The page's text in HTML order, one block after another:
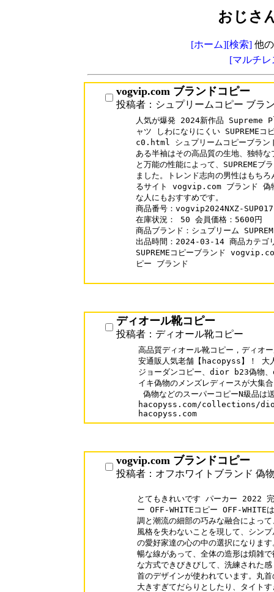
おじさ
[ホーム][検索]他
[マルチ
vogvip.com ブランドコピー
投稿者：シュプリームコピー ブラ
人気が爆発 2024新作品 Supreme
ャツ しわになりにくい
c0.html シュプリームコピーブラン
ある半袖はその高品質の生地、独特
と万能の性能によって、SUPREMEブ
ました。トレンド志向の男性はもち
るサイト vogvip.com ブランド 偽
な人にもおすすめです。
商品番号：vogvip2024NXZ-SUP017
在庫状況： 50 会員価格：5600円
商品ブランド：シュプリーム
出品時間：2024-03-14 商品カテゴ
SUPREMEコピーブランド
ピー ブランド
ディオール靴コピー
投稿者：ディオール靴コピー
高品質ディオール靴コピー，ディオ
安通販人気老舗【hacopyss】！ 大
ジョーダンコピー、dior b23偽物
イキ偽物のメンズレディースが大集
偽物などのスーパーコピーN級品は
hacopyss.com/collections/
hacopyss.com
vogvip.com ブランドコピー
投稿者：オフホワイトブランド 偽
とてもきれいです パーカー 2022
ー OFF-WHITEコピー OFF-WHITE
調と潮流の細部の巧みな融合によっ
風格を失わないことを現して、シン
の愛好家達の心の中の選択になりま
暢な線があって、全体の造形は煩雑
な方式できびきびして、洗練された
首のデザインが使われています。丸
大きすぎてだらりとしたり、タイト